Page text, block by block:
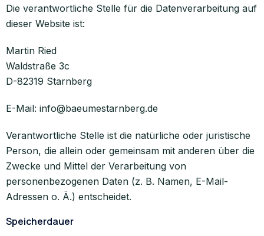
Die verantwortliche Stelle für die Datenverarbeitung auf
dieser Website ist:
Martin Ried
Waldstraße 3c
D-82319 Starnberg
E-Mail: info@baeumestarnberg.de
Verantwortliche Stelle ist die natürliche oder juristische
Person, die allein oder gemeinsam mit anderen über die
Zwecke und Mittel der Verarbeitung von
personenbezogenen Daten (z. B. Namen, E-Mail-
Adressen o. Ä.) entscheidet.
Speicherdauer